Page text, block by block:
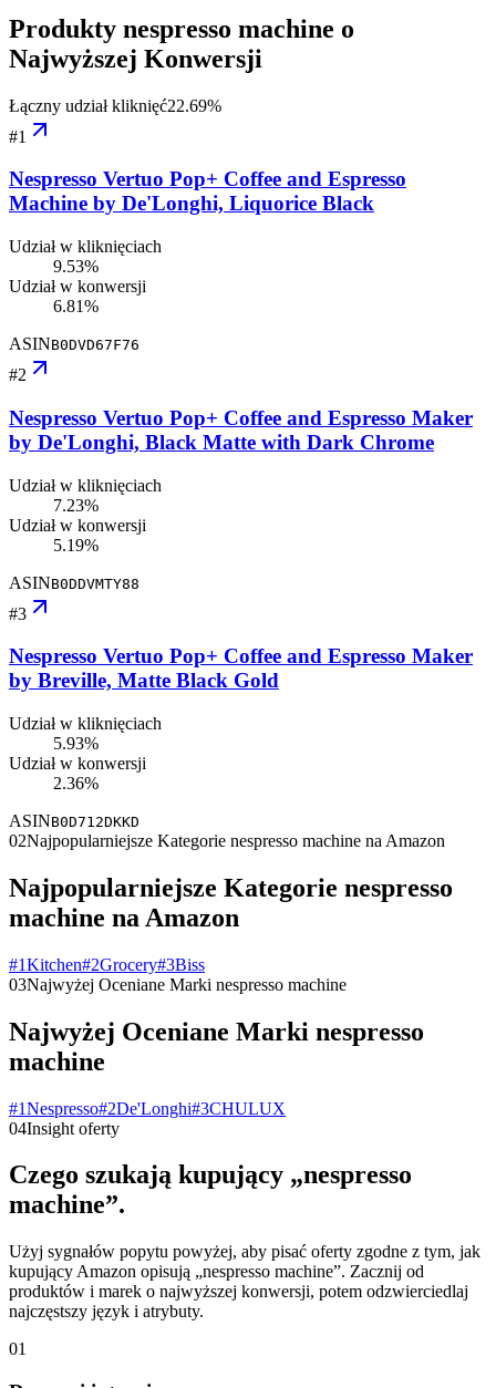
Produkty nespresso machine o
Najwyższej Konwersji
Łączny udział kliknięć22.69%
#1
Nespresso Vertuo Pop+ Coffee and Espresso
Machine by De'Longhi, Liquorice Black
Udział w kliknięciach
9.53%
Udział w konwersji
6.81%
ASINB0DVD67F76
#2
Nespresso Vertuo Pop+ Coffee and Espresso Maker
by De'Longhi, Black Matte with Dark Chrome
Udział w kliknięciach
7.23%
Udział w konwersji
5.19%
ASINB0DDVMTY88
#3
Nespresso Vertuo Pop+ Coffee and Espresso Maker
by Breville, Matte Black Gold
Udział w kliknięciach
5.93%
Udział w konwersji
2.36%
ASINB0D712DKKD
02Najpopularniejsze Kategorie nespresso machine na Amazon
Najpopularniejsze Kategorie nespresso
machine na Amazon
#1Kitchen#2Grocery#3Biss
03Najwyżej Oceniane Marki nespresso machine
Najwyżej Oceniane Marki nespresso
machine
#1Nespresso#2De'Longhi#3CHULUX
04Insight oferty
Czego szukają kupujący „nespresso
machine”.
Użyj sygnałów popytu powyżej, aby pisać oferty zgodne z tym, jak
kupujący Amazon opisują „nespresso machine”. Zacznij od
produktów i marek o najwyższej konwersji, potem odzwierciedlaj
najczęstszy język i atrybuty.
01